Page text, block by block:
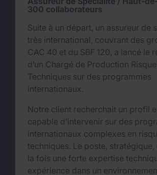
300 collaborateurs
Suite à un départ, un assureur de
très international, couvrant des
CAC 40 et du SBF 120, a lancé le
d’un Chargé de Production
Techniques sur des programmes
internationaux.
Notre client recherchait un profil
capable d’intervenir sur des
internationaux complexes en
techniques. Le poste, stratégique,
la fois une forte expertise
expérience dans un